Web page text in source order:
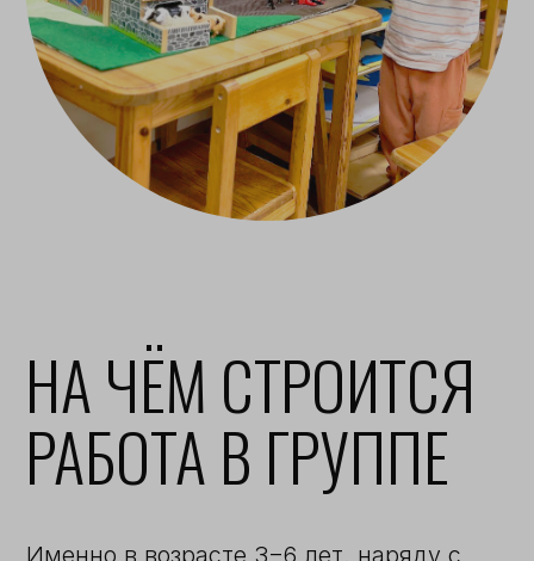
РАБОТА В ГРУППЕ
Именно в возрасте 3−6 лет, наряду с
академическими знаниями, у
дошкольников настает этап
формирования таких важных для
дальнейшей жизни «мягких»
навыков: умение сохранять
сосредоточенность и концентрацию,
Монтессори, в результате становятся
более самостоятельными,
необыкновенно адаптивными,
умеющими работать индивидуально
и в группе, способными делать
выбор и организовывать свое время.
Всё дело в оптимально